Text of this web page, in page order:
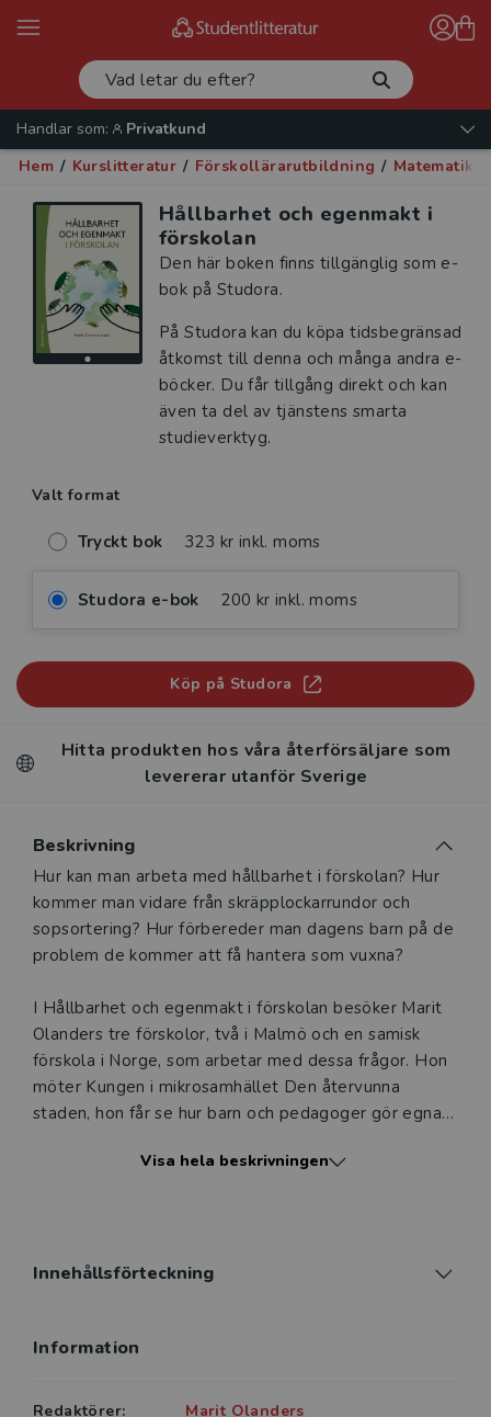
Handlar som:
Privatkund
Hem / Kurslitteratur / Förskollärarutbildning / Matematik,
Hållbarhet och egenmakt i
förskolan
Den här boken finns tillgänglig som e-
bok på Studora.
På Studora kan du köpa tidsbegränsad
åtkomst till denna och många andra e-
böcker. Du får tillgång direkt och kan
även ta del av tjänstens smarta
studieverktyg.
Valt format
Tryckt bok 323 kr inkl. moms
Studora e-bok 200 kr inkl. moms
Köp på Studora
Hitta produkten hos våra återförsäljare som
levererar utanför Sverige
Beskrivning
Beskrivning
Hur kan man arbeta med hållbarhet i förskolan? Hur
kommer man vidare från skräpplockarrundor och
sopsortering? Hur förbereder man dagens barn på de
problem de kommer att få hantera som vuxna?
I Hållbarhet och egenmakt i förskolan besöker Marit
Olanders tre förskolor, två i Malmö och en samisk
förskola i Norge, som arbetar med dessa frågor. Hon
möter Kungen i mikrosamhället Den återvunna
staden, hon får se hur barn och pedagoger gör egna
naturen i samisk kultur.
tillträde till det offentliga rummet, vikten av
Med Hållbarhet och egenmakt i förskolan får läsaren
tillsammans med barnen.
Visa hela beskrivningen
Innehållsförteckning
Information
Redaktörer:
Marit Olanders